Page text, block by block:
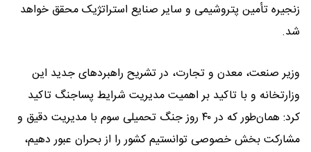
زنجیره تأمین پتروشیمی و سایر صنایع استراتژیک محقق خواهد
شد.
وزیر صنعت، معدن و تجارت، در تشریح راهبردهای جدید این
وزارتخانه و با تاکید بر اهمیت مدیریت شرایط پساجنگ تاکید
کرد: همان‌طور که در ۴۰ روز جنگ تحمیلی سوم با مدیریت دقیق و
مشارکت بخش خصوصی توانستیم کشور را از بحران عبور دهیم،